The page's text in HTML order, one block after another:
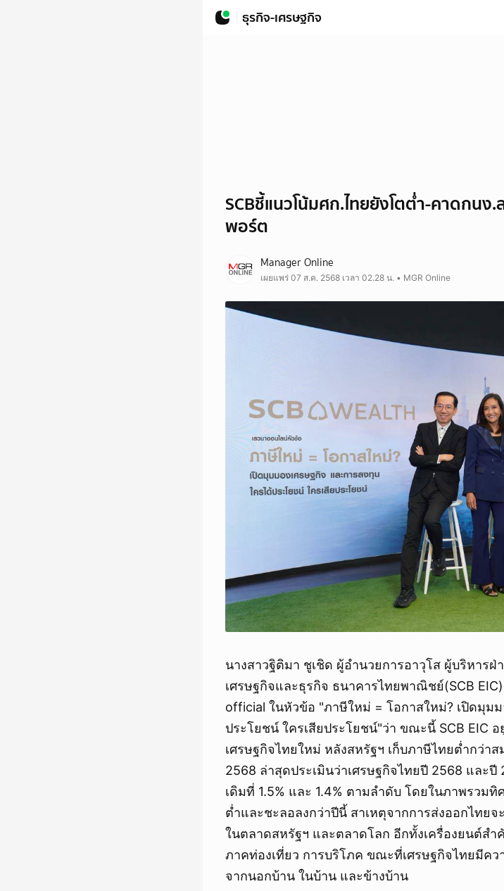
ธุรกิจ-เศรษฐกิจ
SCBชี้แนวโน้มศก.ไทยยังโตต่ำ-คาดกน
พอร์ต
Manager Online
เผยแพร่ 07 ส.ค. 2568 เวลา 02.28 น. • MGR Online
นางสาวฐิติมา ชูเชิด ผู้อำนวยการอาวุโส ผู้บริหาร
เศรษฐกิจและธุรกิจ ธนาคารไทยพาณิชย์(SCB EIC)
official ในหัวข้อ "ภาษีใหม่ = โอกาสใหม่? เปิดมุม
ประโยชน์ ใครเสียประโยชน์"ว่า ขณะนี้ SCB EIC
เศรษฐกิจไทยใหม่ หลังสหรัฐฯ เก็บภาษีไทยต่ำกว่
2568 ล่าสุดประเมินว่าเศรษฐกิจไทยปี 2568 และ
เดิมที่ 1.5% และ 1.4% ตามลำดับ โดยในภาพรวม
ต่ำและชะลอลงกว่าปีนี้ สาเหตุจากการส่งออกไทย
ในตลาดสหรัฐฯ และตลาดโลก อีกทั้งเครื่องยนต์ส
ภาคท่องเที่ยว การบริโภค ขณะที่เศรษฐกิจไทยมีคว
จากนอกบ้าน ในบ้าน และข้างบ้าน